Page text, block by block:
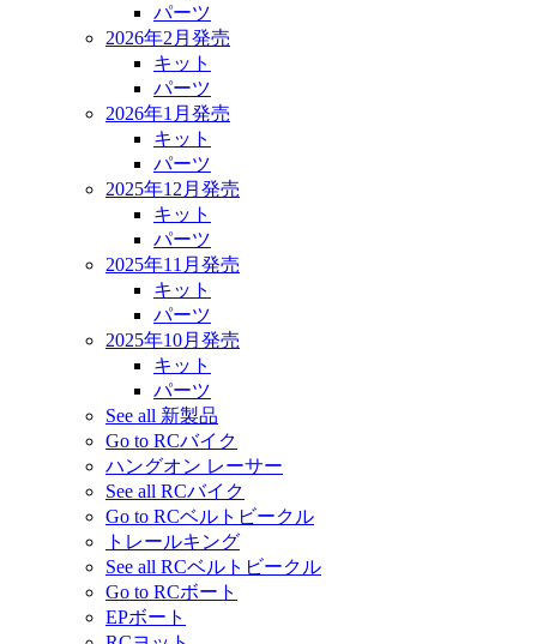
パーツ
2026年2月発売
キット
パーツ
2026年1月発売
キット
パーツ
2025年12月発売
キット
パーツ
2025年11月発売
キット
パーツ
2025年10月発売
キット
パーツ
See all 新製品
Go to RCバイク
ハングオン レーサー
See all RCバイク
Go to RCベルトビークル
トレールキング
See all RCベルトビークル
Go to RCボート
EPボート